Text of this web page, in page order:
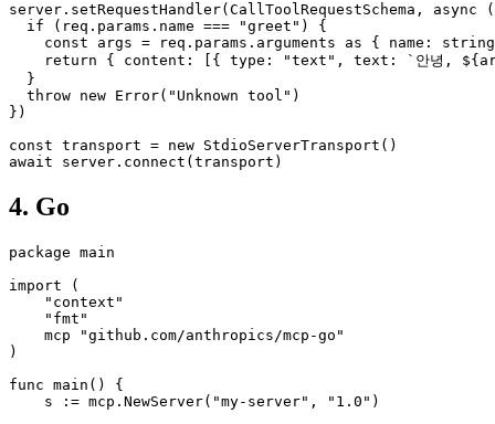
server.setRequestHandler(CallToolRequestSchema,
  if (req.params.name === "greet") {
const args = req.params.arguments as { name:
return { content: [{ type: "text", text: `안녕,
  }
  throw new Error("Unknown tool")
})
const transport = new StdioServerTransport()
await server.connect(transport)
4. Go
package main
import (
    "context"
    "fmt"
    mcp "github.com/anthropics/mcp-go"
)
func main() {
    s := mcp.NewServer("my-server", "1.0")